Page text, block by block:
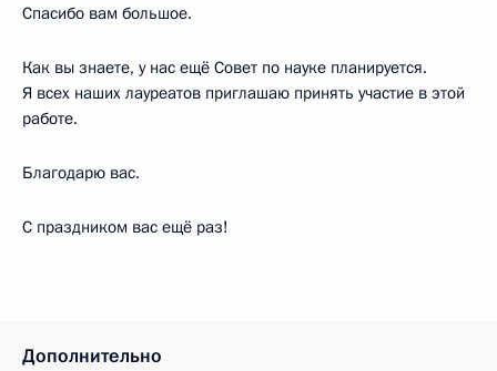
Спасибо вам большое.
Как вы знаете, у нас ещё Совет по науке планируется.
Я всех наших лауреатов приглашаю принять участие в этой
работе.
Благодарю вас.
С праздником вас ещё раз!
Дополнительно